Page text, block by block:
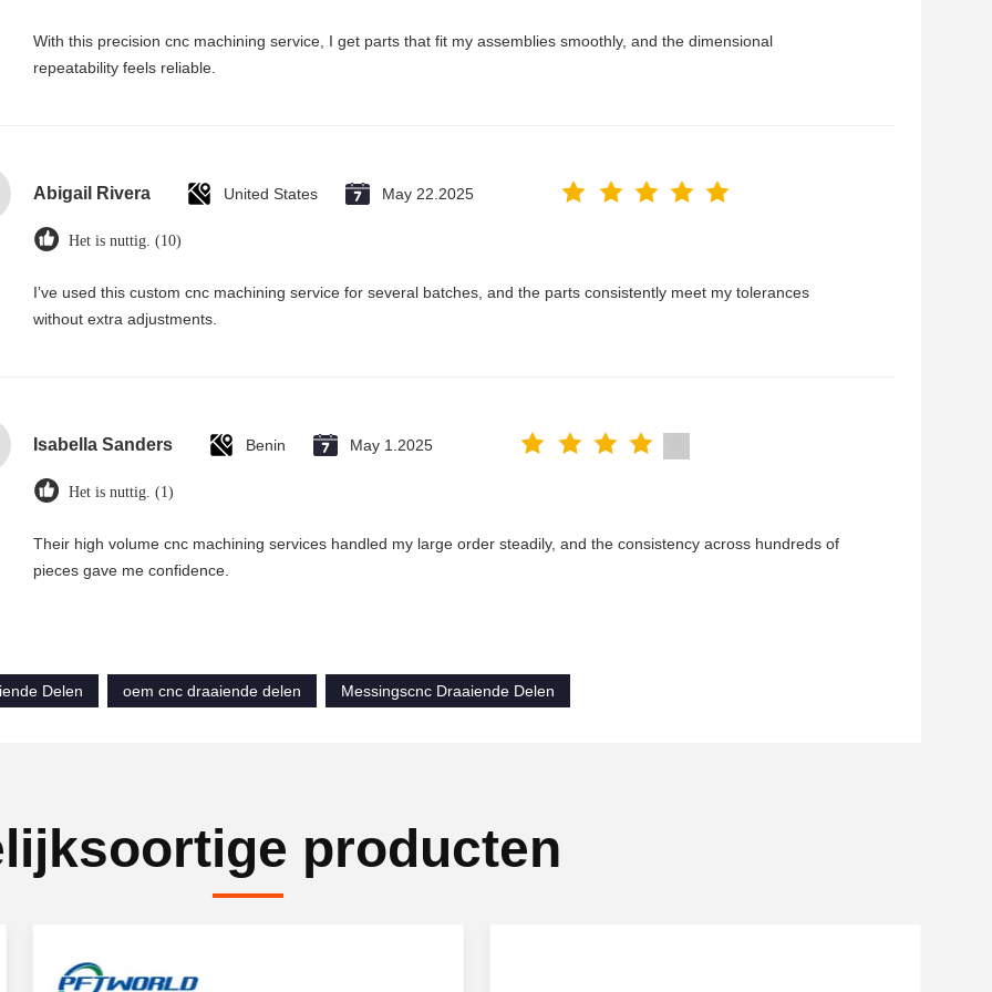
With this precision cnc machining service, I get parts that fit my assemblies smoothly, and the dimensional
repeatability feels reliable.
Abigail Rivera United States May 22.2025
Het is nuttig. (10)
I’ve used this custom cnc machining service for several batches, and the parts consistently meet my tolerances
without extra adjustments.
Isabella Sanders Benin May 1.2025
Het is nuttig. (1)
Their high volume cnc machining services handled my large order steadily, and the consistency across hundreds of
pieces gave me confidence.
Delen oem cnc draaiende delen Messingscnc Draaiende Delen
producten